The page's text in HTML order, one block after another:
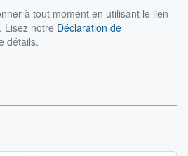
à tout moment en utilisant le lien
Lisez notre Déclaration de
détails.